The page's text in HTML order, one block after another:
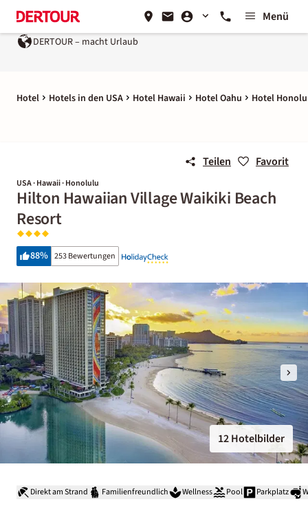
Menü
DERTOUR – macht Urlaub
Hotel Hotels in den USA Hotel Hawaii Hotel Oahu Hotel
Teilen Favorit
USA · Hawaii · Honolulu
Hilton Hawaiian Village Waikiki Beach
Resort
88% 253 Bewertungen
12 Hotelbilder
Direkt am Strand Familienfreundlich Wellness Pool Parkplatz